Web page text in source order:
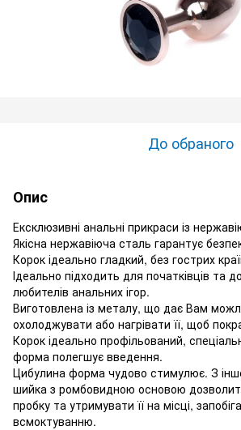
До обраного
Опис
Ексклюзивні анальні прикраси із
Якісна нержавіюча сталь гарантує
Корок ідеально гладкий, без гострих
Ідеально підходить для початківців та
любителів анальних ігор.
Виготовлена ​​із металу, що дає Вам
охолоджувати або нагрівати її, щоб
Корок ідеально профільований,
форма полегшує введення.
Цибулина форма чудово стимулює. З
шийка з ромбовидною основою
пробку та утримувати її на місці,
всмоктуванню.